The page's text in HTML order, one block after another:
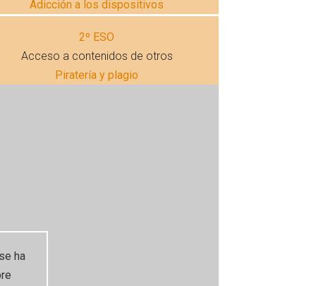
Adicción a los dispositivos
2º ESO
Acceso a contenidos de otros
Piratería y plagio
ha